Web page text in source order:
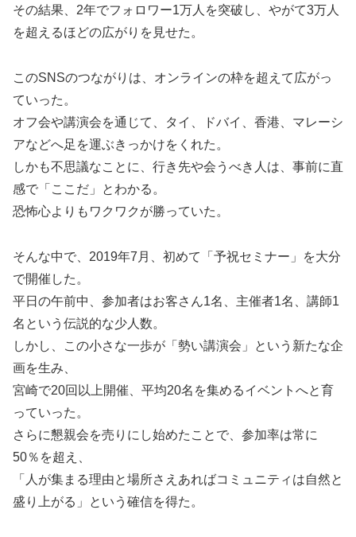
その結果、2年でフォロワー1万人を突破し、やがて3万人
を超えるほどの広がりを見せた。
このSNSのつながりは、オンラインの枠を超えて広がっ
ていった。
オフ会や講演会を通じて、タイ、ドバイ、香港、マレーシ
アなどへ足を運ぶきっかけをくれた。
しかも不思議なことに、行き先や会うべき人は、事前に直
感で「ここだ」とわかる。
恐怖心よりもワクワクが勝っていた。
そんな中で、2019年7月、初めて「予祝セミナー」を大分
で開催した。
平日の午前中、参加者はお客さん1名、主催者1名、講師1
名という伝説的な少人数。
しかし、この小さな一歩が「勢い講演会」という新たな企
画を生み、
宮崎で20回以上開催、平均20名を集めるイベントへと育
っていった。
さらに懇親会を売りにし始めたことで、参加率は常に
50％を超え、
「人が集まる理由と場所さえあればコミュニティは自然と
盛り上がる」という確信を得た。